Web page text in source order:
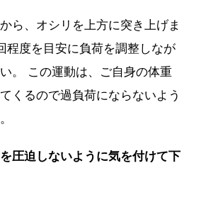
ら、オシリを上方に突き上げま
程度を目安に負荷を調整しなが
。 この運動は、ご自身の体重
くるので過負荷にならないよう
圧迫しないように気を付けて下